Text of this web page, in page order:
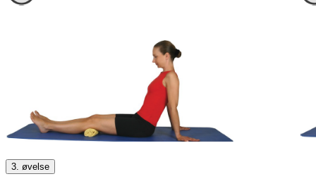
3. øvelse